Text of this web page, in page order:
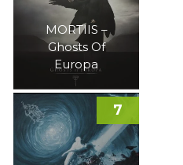
MORTIIS –
Ghosts Of
Europa
7